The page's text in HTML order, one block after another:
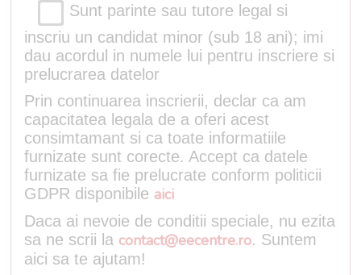
Sunt parinte sau tutore legal si
inscriu un candidat minor (sub 18 ani); imi
dau acordul in numele lui pentru inscriere si
prelucrarea datelor
Prin continuarea inscrierii, declar ca am
capacitatea legala de a oferi acest
consimtamant si ca toate informatiile
furnizate sunt corecte. Accept ca datele
furnizate sa fie prelucrate conform politicii
GDPR disponibile aici
Daca ai nevoie de conditii speciale, nu ezita
sa ne scrii la contact@eecentre.ro. Suntem
aici sa te ajutam!